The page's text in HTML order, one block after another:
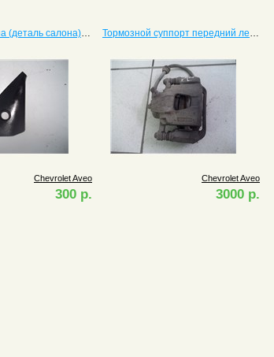
Пластик салона (деталь салона) Aveo
Chevrolet Aveo
300 р.
Тормозной суппорт передний левый Aveo
Chevrolet Aveo
3000 р.